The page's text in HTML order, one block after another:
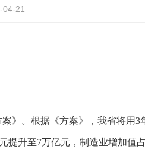
04-21
》。根据《方案》，我省将用3
提升至7万亿元，制造业增加值